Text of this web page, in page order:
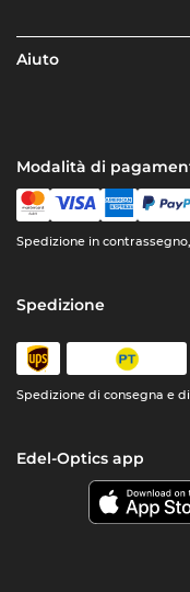
Aiuto
Modalità di
Spedizione in
Spedizione
Spedizione di consegna e
Edel-Optics app